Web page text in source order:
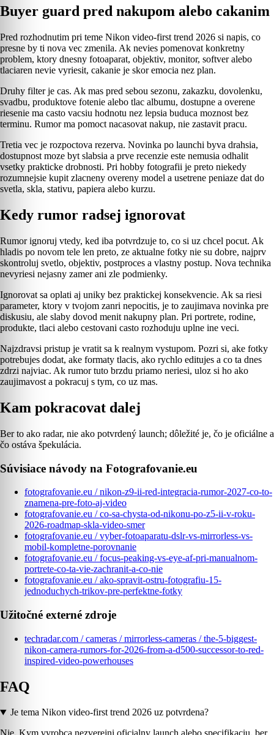
Buyer guard pred nakupom alebo cakanim
Pred rozhodnutim pri teme Nikon video-first trend 2026 si napis, co
presne by ti nova vec zmenila. Ak nevies pomenovat konkretny
problem, ktory dnesny fotoaparat, objektiv, monitor, softver alebo
tlaciaren nevie vyriesit, cakanie je skor emocia nez plan.
Druhy filter je cas. Ak mas pred sebou sezonu, zakazku, dovolenku,
svadbu, produktove fotenie alebo tlac albumu, dostupne a overene
riesenie ma casto vacsiu hodnotu nez lepsia buduca moznost bez
terminu. Rumor ma pomoct nacasovat nakup, nie zastavit pracu.
Tretia vec je rozpoctova rezerva. Novinka po launchi byva drahsia,
dostupnost moze byt slabsia a prve recenzie este nemusia odhalit
vsetky prakticke drobnosti. Pri hobby fotografii je preto niekedy
rozumnejsie kupit zlacneny overeny model a usetrene peniaze dat do
svetla, skla, stativu, papiera alebo kurzu.
Kedy rumor radsej ignorovat
Rumor ignoruj vtedy, ked iba potvrdzuje to, co si uz chcel pocut. Ak
hladis po novom tele len preto, ze aktualne fotky nie su dobre, najprv
skontroluj svetlo, objektiv, postproces a vlastny postup. Nova technika
nevyriesi nejasny zamer ani zle podmienky.
Ignorovat sa oplati aj uniky bez praktickej konsekvencie. Ak sa riesi
parameter, ktory v tvojom zanri nepocitis, je to zaujimava novinka pre
diskusiu, ale slaby dovod menit nakupny plan. Pri portrete, rodine,
produkte, tlaci alebo cestovani casto rozhoduju uplne ine veci.
Najzdravsi pristup je vratit sa k realnym vystupom. Pozri si, ake fotky
potrebujes dodat, ake formaty tlacis, ako rychlo editujes a co ta dnes
zdrzi najviac. Ak rumor tuto brzdu priamo neriesi, uloz si ho ako
zaujimavost a pokracuj s tym, co uz mas.
Kam pokracovat dalej
Ber to ako radar, nie ako potvrdený launch; dôležité je, čo je oficiálne a
čo ostáva špekulácia.
Súvisiace návody na Fotografovanie.eu
fotografovanie.eu / nikon-z9-ii-red-integracia-rumor-2027-co-to-
znamena-pre-foto-aj-video
fotografovanie.eu / co-sa-chysta-od-nikonu-po-z5-ii-v-roku-
2026-roadmap-skla-video-smer
fotografovanie.eu / vyber-fotoaparatu-dslr-vs-mirrorless-vs-
mobil-kompletne-porovnanie
fotografovanie.eu / focus-peaking-vs-eye-af-pri-manualnom-
portrete-co-ta-vie-zachranit-a-co-nie
fotografovanie.eu / ako-spravit-ostru-fotografiu-15-
jednoduchych-trikov-pre-perfektne-fotky
Užitočné externé zdroje
techradar.com / cameras / mirrorless-cameras / the-5-biggest-
nikon-camera-rumors-for-2026-from-a-d500-successor-to-red-
inspired-video-powerhouses
FAQ
Je tema Nikon video-first trend 2026 uz potvrdena?